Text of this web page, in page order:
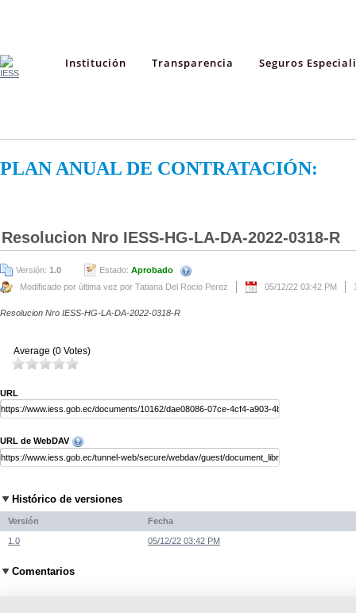
Institución Transparencia Seguros
PLAN ANUAL DE CONTRATACIÓN:
Resolucion Nro IESS-HG-LA-DA-2022-0318-R
Versión: 1.0 Estado: Aprobado
Modificado por última vez por Tatiana Del Rocio Perez
05/12/22 03:42 PM
Resolucion Nro IESS-HG-LA-DA-2022-0318-R
Average (0 Votes)
URL
URL de WebDAV
Histórico de versiones
Versión Fecha
1.0 05/12/22 03:42 PM
Comentarios